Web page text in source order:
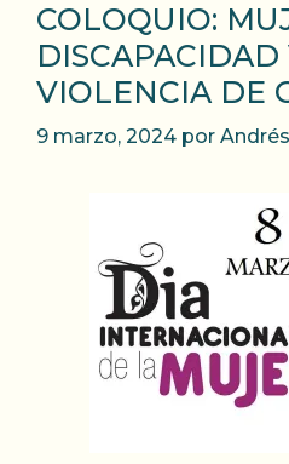
COLOQUIO:
DISCAPACIDAD
VIOLENCIA DE
9 marzo, 2024 por